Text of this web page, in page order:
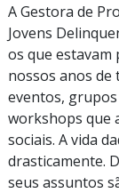
A Gestora de
Jovens
os que estavam
nossos anos
eventos,
workshops que
sociais. A vida
drasticamente.
seus assuntos